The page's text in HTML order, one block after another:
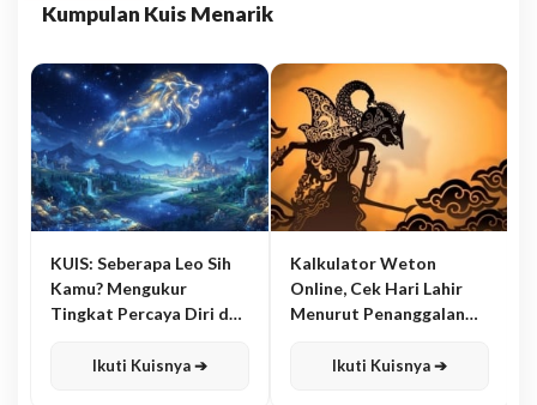
Kumpulan Kuis Menarik
KUIS: Seberapa Leo Sih
Kamu? Mengukur
Tingkat Percaya Diri dan
Ikuti Kuisnya ➔
Kalkulator Weton
Online, Cek Hari Lahir
Menurut Penanggalan
Ikuti Kuisnya ➔